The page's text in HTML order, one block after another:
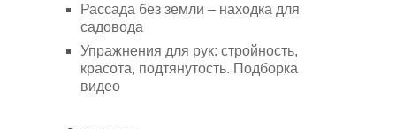
Рассада без земли – находка для
садовода
Упражнения для рук: стройность,
красота, подтянутость. Подборка
видео